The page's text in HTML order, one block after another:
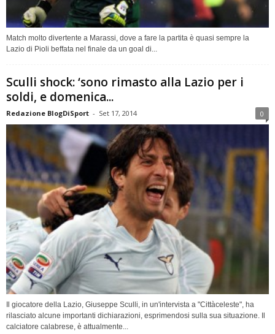
Match molto divertente a Marassi, dove a fare la partita è quasi sempre la
Lazio di Pioli beffata nel finale da un goal di...
Sculli shock: ‘sono rimasto alla Lazio per i
soldi, e domenica...
Redazione BlogDiSport - Set 17, 2014 0
Il giocatore della Lazio, Giuseppe Sculli, in un'intervista a "Cittàceleste", ha
rilasciato alcune importanti dichiarazioni, esprimendosi sulla sua situazione. Il
calciatore calabrese, è attualmente...